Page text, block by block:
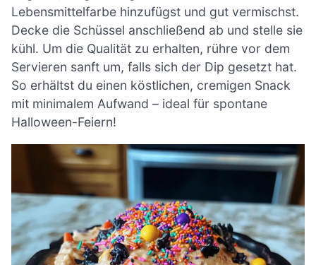
Lebensmittelfarbe hinzufügst und gut vermischst.
Decke die Schüssel anschließend ab und stelle sie
kühl. Um die Qualität zu erhalten, rühre vor dem
Servieren sanft um, falls sich der Dip gesetzt hat.
So erhältst du einen köstlichen, cremigen Snack
mit minimalem Aufwand – ideal für spontane
Halloween-Feiern!